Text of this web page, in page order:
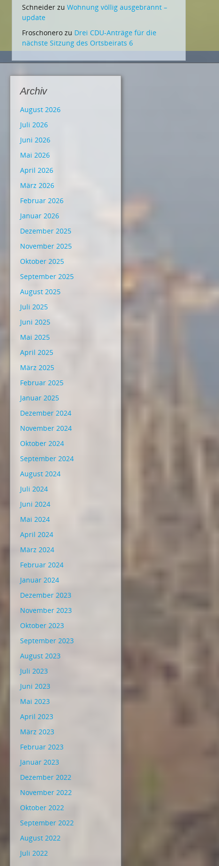
Schneider zu Wohnung völlig ausgebrannt –
update
Froschonero zu Drei CDU-Anträge für die
nächste Sitzung des Ortsbeirats 6
Archiv
August 2026
Juli 2026
Juni 2026
Mai 2026
April 2026
März 2026
Februar 2026
Januar 2026
Dezember 2025
November 2025
Oktober 2025
September 2025
August 2025
Juli 2025
Juni 2025
Mai 2025
April 2025
März 2025
Februar 2025
Januar 2025
Dezember 2024
November 2024
Oktober 2024
September 2024
August 2024
Juli 2024
Juni 2024
Mai 2024
April 2024
März 2024
Februar 2024
Januar 2024
Dezember 2023
November 2023
Oktober 2023
September 2023
August 2023
Juli 2023
Juni 2023
Mai 2023
April 2023
März 2023
Februar 2023
Januar 2023
Dezember 2022
November 2022
Oktober 2022
September 2022
August 2022
Juli 2022